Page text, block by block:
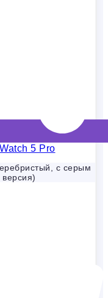
с серым